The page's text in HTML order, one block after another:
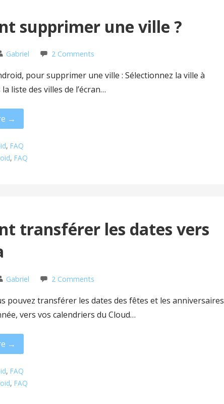
supprimer une ville ?
Gabriel 2 Comments
pour supprimer une ville : Sélectionnez la ville à
liste des villes de l’écran…
→
, FAQ
, FAQ
transférer les dates vers
Gabriel 2 Comments
pouvez transférer les dates des fêtes et les anniversaires
vers vos calendriers du Cloud…
→
, FAQ
, FAQ